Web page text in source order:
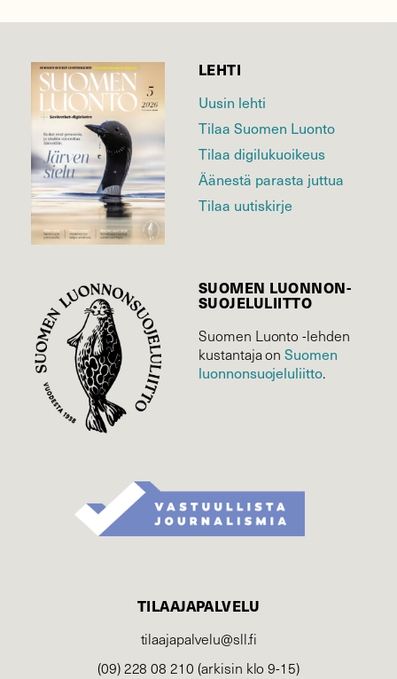
LEHTI
Uusin lehti
Tilaa Suomen Luonto
Tilaa digilukuoikeus
Äänestä parasta juttua
Tilaa uutiskirje
SUOMEN LUONNON­
SUOJELU­LIITTO
Suomen Luonto -lehden
kustantaja onSuomen
luonnonsuojelu­liitto.
TILAAJAPALVELU
tilaajapalvelu@sll.fi
(09) 228 08 210 (arkisin klo 9-15)